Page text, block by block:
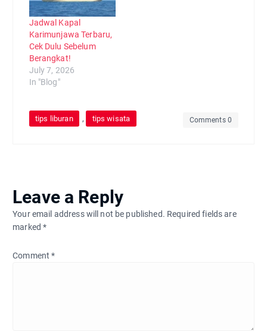
Jadwal Kapal
Karimunjawa Terbaru,
Cek Dulu Sebelum
Berangkat!
July 7, 2026
In "Blog"
tips liburan , tips wisata Comments 0
Leave a Reply
Your email address will not be published. Required fields are
marked*
Comment*